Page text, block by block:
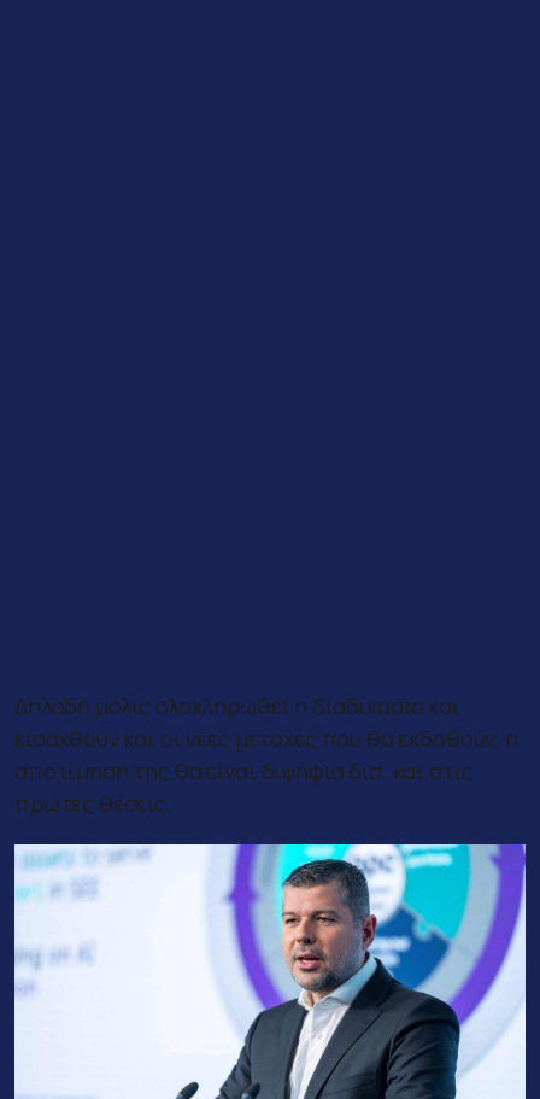
Δηλαδή μόλις ολοκληρωθεί η διαδικασία και
εισαχθούν και οι νέες μετοχές που θα εκδοθούν, η
αποτίμησή της θα είναι διψήφια δισ. και στις
πρώτες θέσεις.